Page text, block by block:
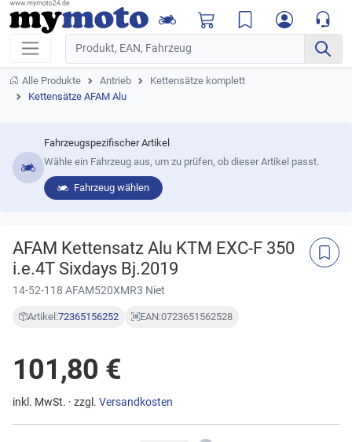
Alle Produkte Antrieb
Kettensätze komplett
Kettensätze AFAM Alu
Fahrzeugspezifischer Artikel
Wähle ein Fahrzeug aus, um zu prüfen, ob dieser Artikel passt.
Fahrzeug wählen
AFAM Kettensatz Alu KTM EXC-F 350
i.e.4T Sixdays Bj.2019
14-52-118 AFAM520XMR3 Niet
Artikel:72365156252 EAN:0723651562528
101,80 €
inkl. MwSt. · zzgl. Versandkosten